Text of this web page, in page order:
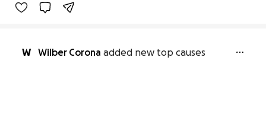
W Wilber Corona added new top causes